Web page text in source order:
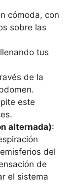
cómoda, con
sobre las
tus
de la
este
alternada):
del
de
el sistema